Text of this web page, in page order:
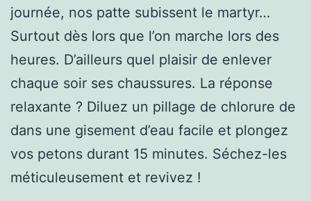
journée, nos patte subissent le martyr…
Surtout dès lors que l’on marche lors des
heures. D’ailleurs quel plaisir de enlever
chaque soir ses chaussures. La réponse
relaxante ? Diluez un pillage de chlorure de
dans une gisement d’eau facile et plongez
vos petons durant 15 minutes. Séchez-les
méticuleusement et revivez !